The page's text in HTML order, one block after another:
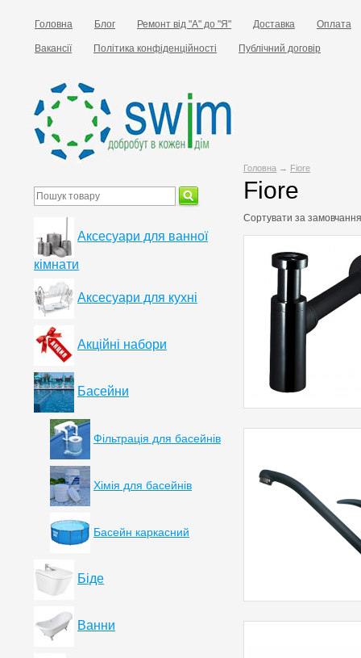
Головна Блог Ремонт від "А" до "Я" Доставка Оплата
Вакансії Політика конфіденційності Публічний договір
Головна → Fiore
Fiore
Сортувати за
Аксесуари для ванної
кімнати
Аксесуари для кухні
Акційні набори
Басейни
Фільтрація для басейнів
Хімія для басейнів
Басейн каркасний
Біде
Ванни